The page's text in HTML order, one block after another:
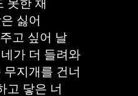
싫어
고 싶어 날
가 더 들려와
무지개를 건너
고 닿은 너